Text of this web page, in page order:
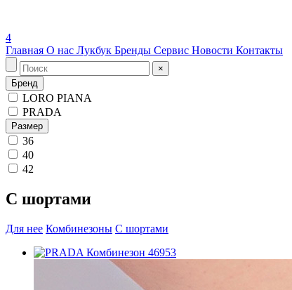
4
Главная О нас Лукбук Бренды Сервис Новости Контакты
×
Бренд
LORO PIANA
PRADA
Размер
36
40
42
С шортами
Для нее Комбинезоны С шортами